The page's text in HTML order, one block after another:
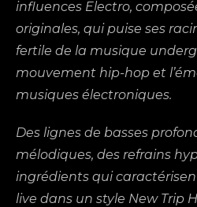
influences Electro,
originales, qui puise ses
fertile de la musique
mouvement hip-hop et
musiques électroniques.
Des lignes de basses
mélodiques, des refrains
ingrédients qui
live dans un style New Trip